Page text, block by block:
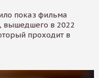
показ фильма
вышедшего в 2022
проходит в